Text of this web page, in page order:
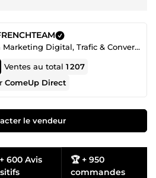
Spécialistes en Marketing Digital, Trafic & Conversion
Ventes au total1 207
ComeUp Direct
le vendeur
600 Avis
🏆 + 950
commandes